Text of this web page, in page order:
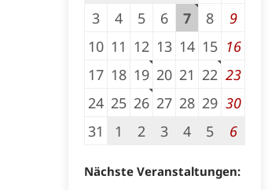
3
4 5 6 7 8
9
10 11 12 13 14 15 16
17 18 19 20 21 22 23
24 25 26 27 28 29 30
31
1 2 3 4 5 6
Nächste Veranstaltungen: